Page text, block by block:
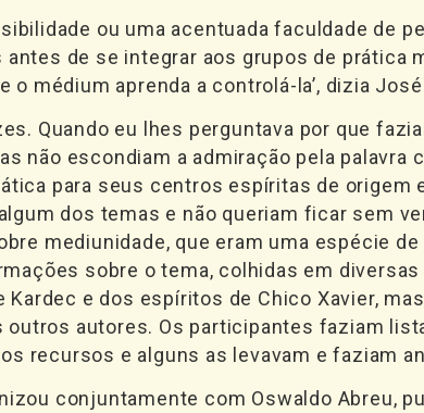
ou uma acentuada faculdade de
de se integrar aos grupos de prática
médium aprenda a controlá-la’, dizia
Quando eu lhes perguntava por que
não escondiam a admiração pela palavra
para seus centros espíritas de origem
dos temas e não queriam ficar sem
mediunidade, que eram uma espécie de
sobre o tema, colhidas em
e dos espíritos de Chico Xavier,
autores. Os participantes faziam
recursos e alguns as levavam e faziam
conjuntamente com Oswaldo Abreu,